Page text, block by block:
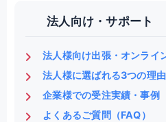
法人向け・サポート
法人様向け出張・オンライ
法人様に選ばれる3つの理由
企業様での受注実績・事例
よくあるご質問（FAQ）